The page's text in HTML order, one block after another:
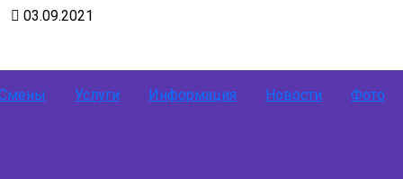
03.09.2021
Услуги Информация Новости Фото